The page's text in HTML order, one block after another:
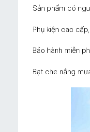
Sản phẩm có
Phụ kiện cao
Bảo hành miễn
Bạt che nắng